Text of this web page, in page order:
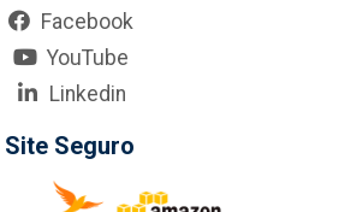
Facebook
YouTube
Linkedin
Site Seguro